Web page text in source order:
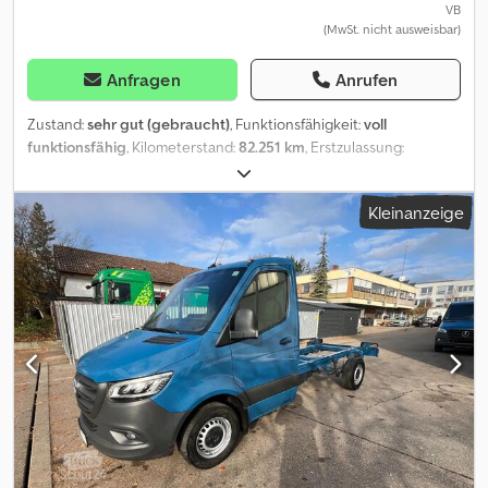
VB
(MwSt. nicht ausweisbar)
Anfragen Anrufen
Zustand:sehr gut (gebraucht), Funktionsfähigkeit:voll
funktionsfähig , Kilometerstand:82.251 km , Erstzulassung:
, maximales Ladegewicht:
nächste Prüfung (TÜV):03/2027, Kraftstoff:Diesel,
Kraftstofftankvolumen:57 l , Farbe:Weiß , Emissionsklasse:Euro 6d,
Anzahl der Sitzplätze:
, Gesamthöhe:1.910 mm,
Laderaumvolumen:5 m³, Laderaumlänge:2.830 mm,
Laderaumbreite:1.270 mm, Laderaumhöhe:280 mm, Baujahr:
2021, Ausstattung:Airbag, Klimaanlage, Kühlaggregat, LKW-
Zulassung, Ladebordwand, Nichtraucherfahrzeug,
Scheckheftgepflegt, Schiebetür, Sitzheizung, Tempomat,
Zentralverriegelung, elektrische Fensterheberregelung, Zum
Verkauf steht ein gepflegter Mercedes-Benz Vito 116 CDI
Kühlwagen RWD mit hochwertiger Kerstner-Kühlanlage,
Rückfahrkamera und Tempomat Der Kühlwagen wurde
zuverlässig eingesetzt und regelmässig gewartet. Die Kerstner-
Kleinanzeige